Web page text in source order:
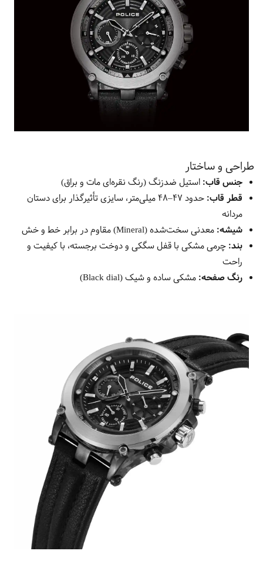
طراحی و ساختار
جنس قاب: استیل ضدزنگ (رنگ نقره‌ای مات و براق)
قطر قاب:
حدود 47–48 میلی‌متر، سایزی تأثیرگذار برای دستان
مردانه
شیشه: معدنی سخت‌شده (Mineral) مقاوم در برابر خط و خش
بند: چرمی مشکی با قفل سگکی و دوخت برجسته، با کیفیت و
راحت
رنگ صفحه: مشکی ساده و شیک (Black dial)